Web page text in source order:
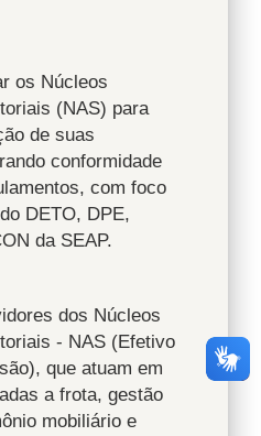
os Núcleos
(NAS) para
de suas
conformidade
com foco
DETO, DPE,
da SEAP.
dos Núcleos
- NAS (Efetivo
que atuam em
a frota, gestão
mobiliário e